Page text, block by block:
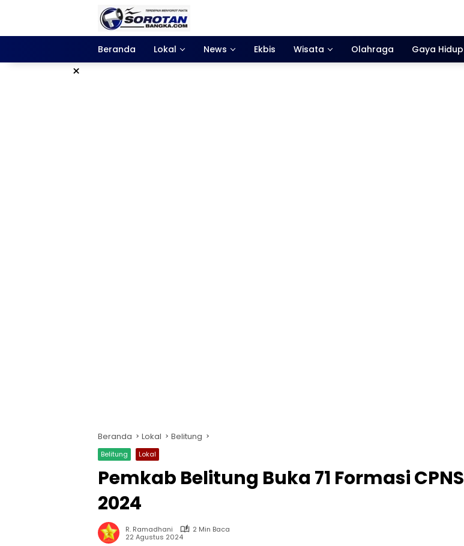
Beranda
Lokal News Ekbis Wisata Olahraga Gaya Hidup
×
Beranda Lokal Belitung
Belitung Lokal
Pemkab Belitung Buka 71 Formasi CPNS
2024
R. Ramadhani
2 Min Baca
22 Agustus 2024